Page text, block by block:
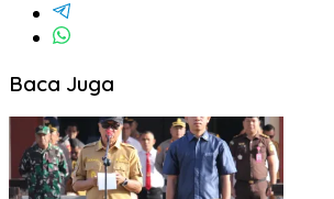
Baca Juga